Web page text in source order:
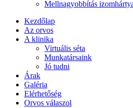
Mellnagyobbítás
Kezdőlap
Az orvos
A klinika
Virtuális séta
Munkatársaink
Jó tudni
Árak
Galéria
Elérhetőség
Orvos válaszol